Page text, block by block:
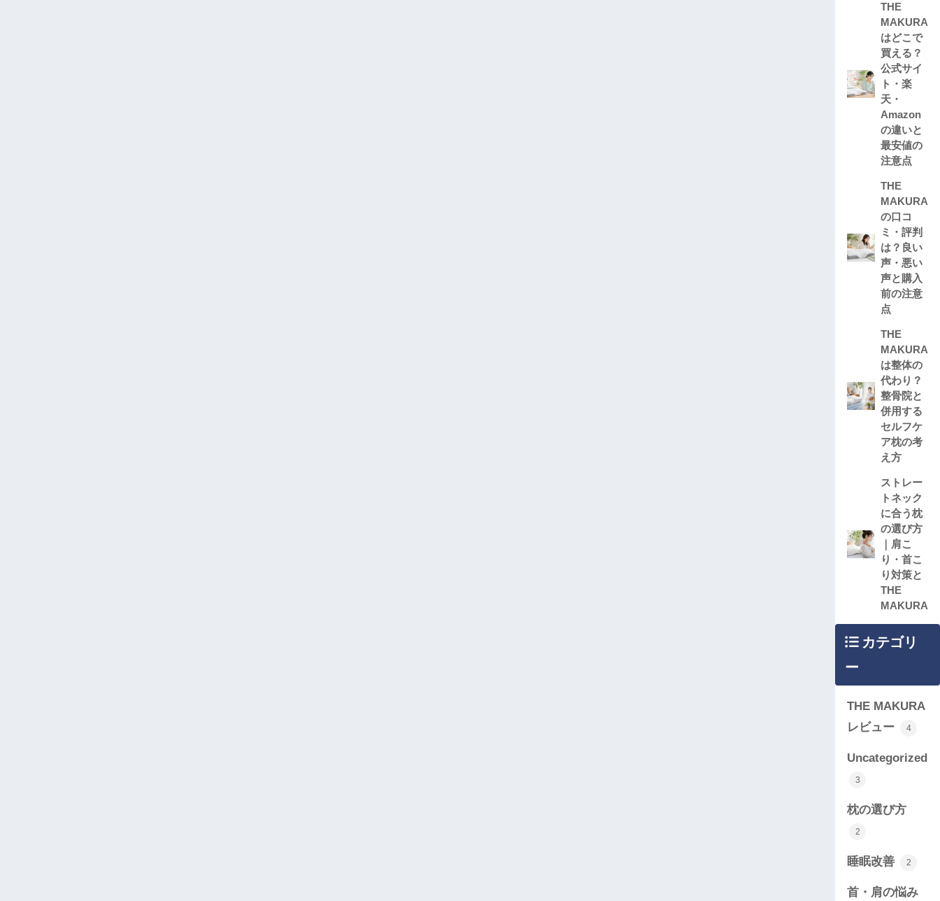
THE
MAKURA
はどこで
買える？
公式サイ
ト・楽
天・
Amazon
の違いと
最安値の
注意点
THE
MAKURA
の口コ
ミ・評判
は？良い
声・悪い
声と購入
前の注意
点
THE
MAKURA
は整体の
代わり？
整骨院と
併用する
セルフケ
ア枕の考
え方
ストレー
トネック
に合う枕
の選び方
｜肩こ
り・首こ
り対策と
THE
MAKURA
カテゴリ
ー
THE MAKURA
レビュー
4
Uncategorized
3
枕の選び方
2
睡眠改善 2
首・肩の悩み